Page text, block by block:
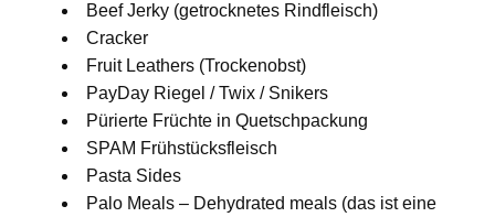
Beef Jerky (getrocknetes Rindfleisch)
Cracker
Fruit Leathers (Trockenobst)
PayDay Riegel / Twix / Snikers
Pürierte Früchte in Quetschpackung
SPAM Frühstücksfleisch
Pasta Sides
Palo Meals – Dehydrated meals (das ist eine